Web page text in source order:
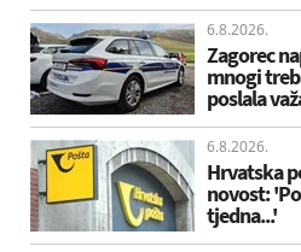
6.8.2026.
Zagorec
mnogi
poslala
6.8.2026.
Hrvatska
novost:
tjedna...'